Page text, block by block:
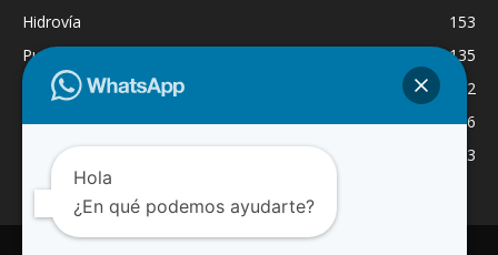
Hidrovía
153
Puertos
135
Economía
132
Nacionales
126
Dragado
123
Hola
¿En qué podemos ayudarte?